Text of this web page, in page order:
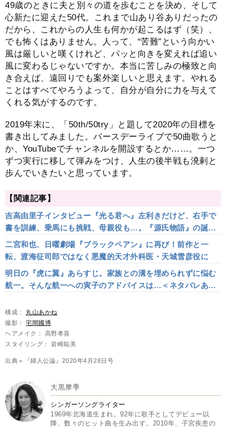
49歳のときに夫と別々の道を歩むことを決め、そして
心新たに迎えた50代。これまで山あり谷ありだったの
だから、これからの人生も何かが起こるはず（笑）、
でも怖くはありません。人って、“苦難”という向かい
風は厳しいと嘆くけれど、パッと向きを変えれば追い
風に変わるじゃないですか。本当に苦しみの極致と向
き合えば、遠回りでも案外楽しいと思えます。やれる
ことはすべてやろうよって、自分が自分に力を与えて
くれる気がするのです。
2019年末に、「50th/50try」と題して2020年の目標を
書き出してみました。バースデーライブで50曲歌うと
か、YouTubeでチャンネルを開設するとか……。一つ
ずつ実行に移して弾みをつけ、人生の後半戦も溌剌と
歩んでいきたいと思っています。
【関連記事】
吉高由里子インタビュー『光る君へ』左利きだけど、右手で
書を訓練、乗馬にも挑戦、母親役も…。『源氏物語』の誕生
の瞬間の描写が好きです
二宮和也、日曜劇場『ブラックペアン』に再び！前作と一
転、渡海征司郎ではなく悪魔的天才外科医・天城雪彦役に
明日の『虎に翼』あらすじ。家族との溝を埋められずに悩む
航一。そんな航一への寅子のアドバイスは…＜ネタバレあり
構成： 丸山あかね
撮影： 宅間國博
ヘアメイク： 高野孝喜
スタイリング： 岩崎聡美
出典＝『婦人公論』2020年4月28日号
大黒摩季
シンガーソングライター
1969年北海道生まれ。92年に歌手としてデビュー以
降、数々のヒット曲を生み出す。2010年、子宮疾患の